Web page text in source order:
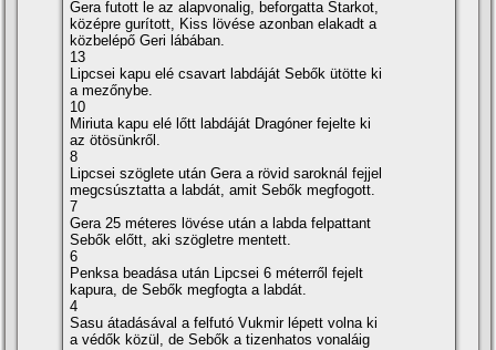
Gera futott le az alapvonalig, beforgatta Starkot,
középre gurí­tott, Kiss lövése azonban elakadt a
közbelépő Geri lábában.
13
Lipcsei kapu elé csavart labdáját Sebők ütötte ki
a mezőnybe.
10
Miriuta kapu elé lőtt labdáját Dragóner fejelte ki
az ötösünkről.
8
Lipcsei szöglete után Gera a rövid saroknál fejjel
megcsúsztatta a labdát, amit Sebők megfogott.
7
Gera 25 méteres lövése után a labda felpattant
Sebők előtt, aki szögletre mentett.
6
Penksa beadása után Lipcsei 6 méterről fejelt
kapura, de Sebők megfogta a labdát.
4
Sasu átadásával a felfutó Vukmir lépett volna ki
a védők közül, de Sebők a tizenhatos vonaláig